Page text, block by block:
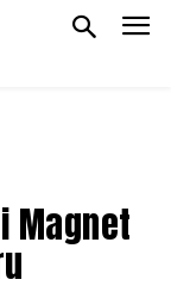
Magnet